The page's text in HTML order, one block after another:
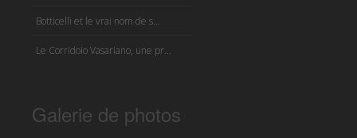
Botticelli et le vrai nom de s...
Le Corridoio Vasariano, une pr...
Galerie de photos